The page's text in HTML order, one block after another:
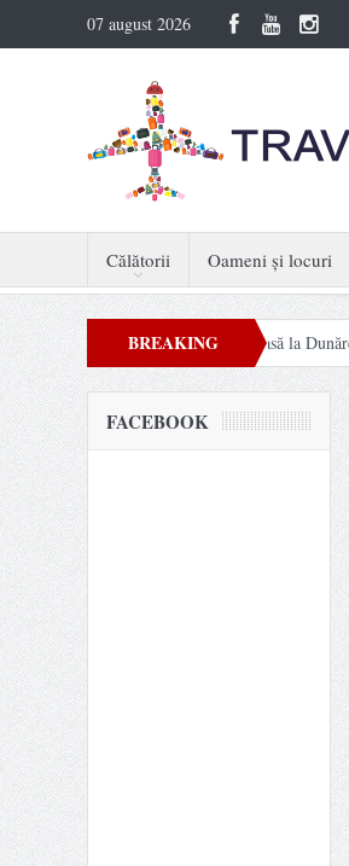
07 august 2026
Călătorii Oameni și locuri
BREAKING
NEWS
„Mâini Măiestre – Acasă la Dunăre”, locul
FACEBOOK